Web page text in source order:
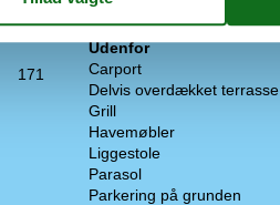
171
Golfferie
Udenfor
Carport
Delvis overdækket terrasse
Grill
Havemøbler
Liggestole
Parasol
Parkering på grunden